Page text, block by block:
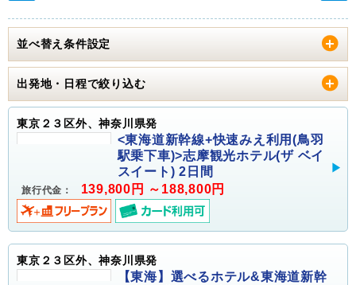
並べ替え条件設定
出発地・日程で絞り込む
東京２３区外、神奈川県発
<東海道新幹線+快速みえ利用(鳥羽
駅乗下車)>志摩観光ホテル(ザ ベイ
スイート) 2日間
旅行代金： 139,800円 ～188,800円
東京２３区外、神奈川県発
【東海】選べるホテル&東海道新幹